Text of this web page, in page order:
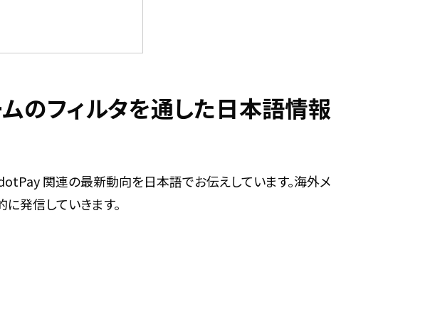
のフィルタを通した日本語情報
関連の最新動向を日本語でお伝えしています。海外メ
発信していきます。